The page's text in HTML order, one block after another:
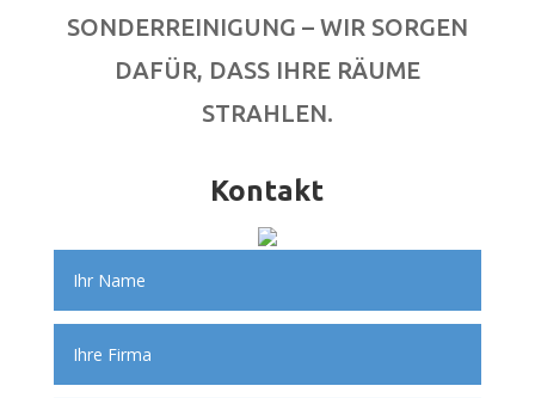
SONDERREINIGUNG – WIR SORGEN
DAFÜR, DASS IHRE RÄUME
STRAHLEN.
Kontakt